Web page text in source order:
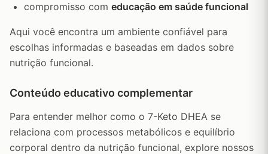
compromisso com educação em saúde funcional
Aqui você encontra um ambiente confiável para
escolhas informadas e baseadas em dados sobre
nutrição funcional.
Conteúdo educativo complementar
Para entender melhor como o 7-Keto DHEA se
relaciona com processos metabólicos e equilíbrio
corporal dentro da nutrição funcional, explore nossos